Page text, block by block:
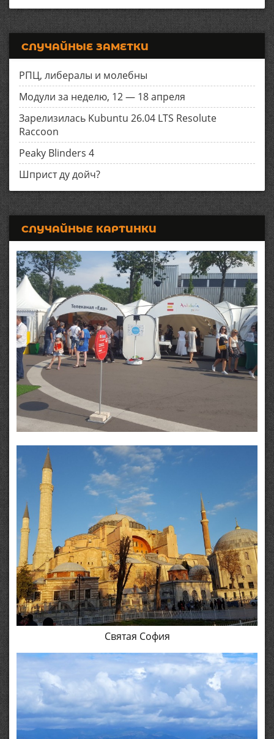
СЛУЧАЙНЫЕ ЗАМЕТКИ
РПЦ, либералы и молебны
Модули за неделю, 12 — 18 апреля
Зарелизилась Kubuntu 26.04 LTS Resolute
Raccoon
Peaky Blinders 4
Шприст ду дойч?
СЛУЧАЙНЫЕ КАРТИНКИ
Святая София